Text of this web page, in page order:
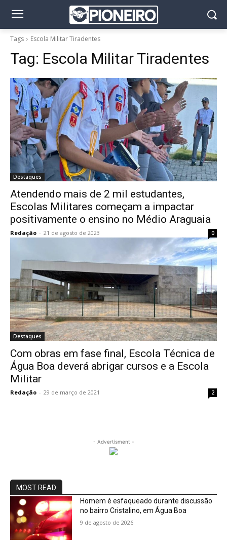
Tags Escola Militar Tiradentes
Tag: Escola Militar Tiradentes
Destaques
Atendendo mais de 2 mil estudantes,
Escolas Militares começam a impactar
positivamente o ensino no Médio Araguaia
Redação - 21 de agosto de 2023 0
Destaques
Com obras em fase final, Escola Técnica de
Água Boa deverá abrigar cursos e a Escola
Militar
Redação - 29 de março de 2021 2
- Advertisment -
MOST READ
Homem é esfaqueado durante discussão
no bairro Cristalino, em Água Boa
9 de agosto de 2026